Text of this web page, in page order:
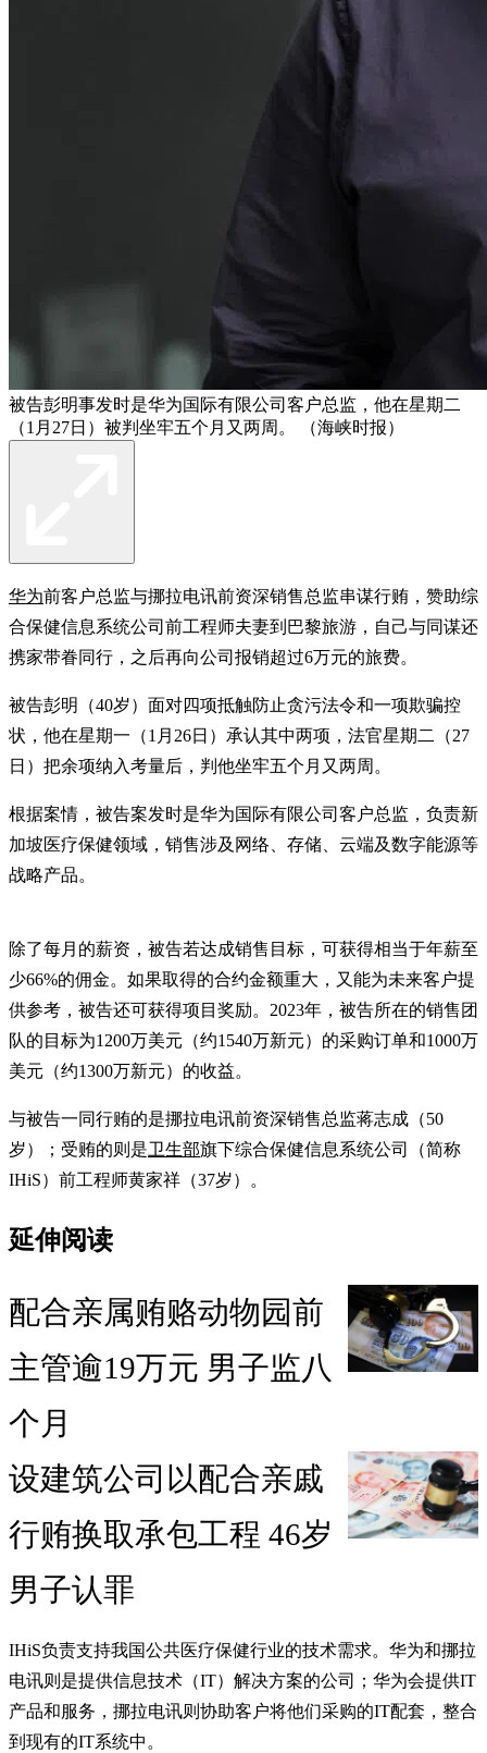
被告彭明事发时是华为国际有限公司客户总监，他在星期二
（1月27日）被判坐牢五个月又两周。 （海峡时报）
华为前客户总监与挪拉电讯前资深销售总监串谋行贿，赞助综
合保健信息系统公司前工程师夫妻到巴黎旅游，自己与同谋还
携家带眷同行，之后再向公司报销超过6万元的旅费。
被告彭明（40岁）面对四项抵触防止贪污法令和一项欺骗控
状，他在星期一（1月26日）承认其中两项，法官星期二（27
日）把余项纳入考量后，判他坐牢五个月又两周。
根据案情，被告案发时是华为国际有限公司客户总监，负责新
加坡医疗保健领域，销售涉及网络、存储、云端及数字能源等
战略产品。
除了每月的薪资，被告若达成销售目标，可获得相当于年薪至
少66%的佣金。如果取得的合约金额重大，又能为未来客户提
供参考，被告还可获得项目奖励。2023年，被告所在的销售团
队的目标为1200万美元（约1540万新元）的采购订单和1000万
美元（约1300万新元）的收益。
与被告一同行贿的是挪拉电讯前资深销售总监蒋志成（50
岁）；受贿的则是卫生部旗下综合保健信息系统公司（简称
IHiS）前工程师黄家祥（37岁）。
延伸阅读
配合亲属贿赂动物园前
主管逾19万元 男子监八
个月
设建筑公司以配合亲戚
行贿换取承包工程 46岁
男子认罪
IHiS负责支持我国公共医疗保健行业的技术需求。华为和挪拉
电讯则是提供信息技术（IT）解决方案的公司；华为会提供IT
产品和服务，挪拉电讯则协助客户将他们采购的IT配套，整合
到现有的IT系统中。